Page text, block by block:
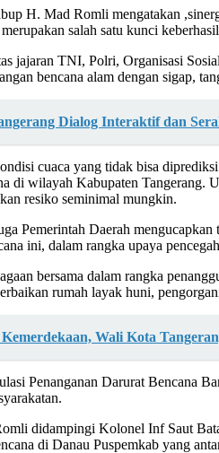
H. Mad Romli mengatakan
salah satu kunci
jajaran TNI, Polri, Organisasi
bencana alam dengan sigap,
Dialog Interaktif dan
cuaca yang tidak bisa
di wilayah Kabupaten Tangerang.
resiko seminimal mungkin.
Pemerintah Daerah
ini, dalam rangka upaya
bersama dalam rangka
rumah layak huni,
Wali Kota
Penanganan Darurat Bencana
didampingi Kolonel Inf Saut
di Danau Puspemkab yang